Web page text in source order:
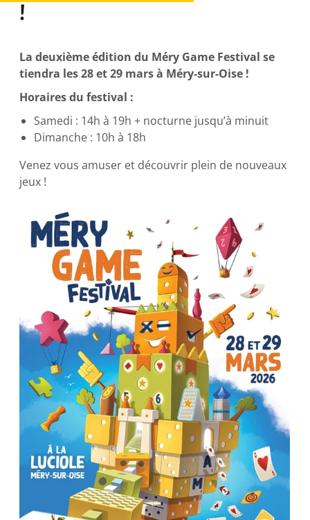
!
La deuxième édition du Méry Game Festival se
tiendra les 28 et 29 mars à Méry-sur-Oise !
Horaires du festival :
Samedi : 14h à 19h + nocturne jusqu’à minuit
Dimanche : 10h à 18h
Venez vous amuser et découvrir plein de nouveaux
jeux !